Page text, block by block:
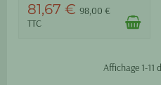
81,67 € 98,00 €
TTC
Affichage 1-11